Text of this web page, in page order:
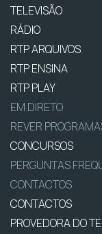
TELEVISÃO
RÁDIO
RTP ARQUIVOS
RTP ENSINA
RTP PLAY
EM DIRETO
REVER
CONCURSOS
PERGUNTAS
CONTACTOS
CONTACTOS
PROVEDORA DO